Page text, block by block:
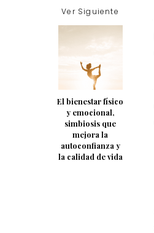
Ver Siguiente
El bienestar físico
y emocional,
simbiosis que
mejora la
autoconfianza y
la calidad de vida